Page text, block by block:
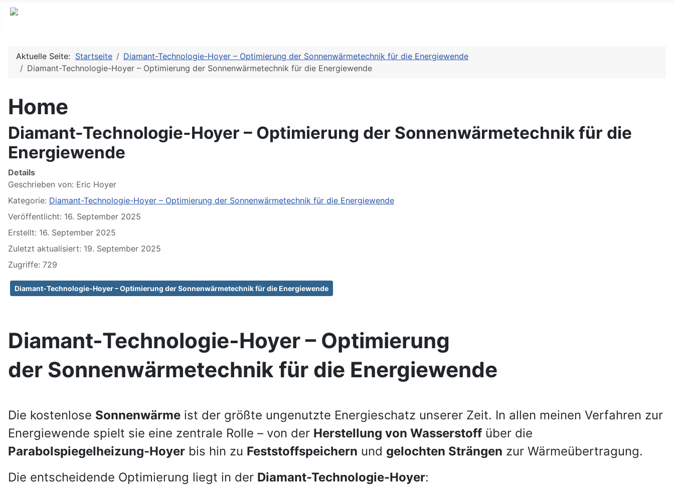
Aktuelle Seite: Startseite
Diamant-Technologie-Hoyer – Optimierung der Sonnenwärmetechnik für die Energiewende
Diamant-Technologie-Hoyer – Optimierung der Sonnenwärmetechnik für die Energiewende
Home
Diamant-Technologie-Hoyer – Optimierung der Sonnenwärmetechnik für die
Energiewende
Details
Geschrieben von: Eric Hoyer
Kategorie: Diamant-Technologie-Hoyer – Optimierung der Sonnenwärmetechnik für die Energiewende
Veröffentlicht: 16. September 2025
Erstellt: 16. September 2025
Zuletzt aktualisiert: 19. September 2025
Zugriffe: 729
Diamant-Technologie-Hoyer – Optimierung der Sonnenwärmetechnik für die Energiewende
Diamant-Technologie-Hoyer – Optimierung
der Sonnenwärmetechnik für die Energiewende
Die kostenlose Sonnenwärme ist der größte ungenutzte Energieschatz unserer Zeit. In allen meinen Verfahren zur
Energiewende spielt sie eine zentrale Rolle – von der Herstellung von Wasserstoff über die
Parabolspiegelheizung-Hoyer bis hin zu Feststoffspeichern und gelochten Strängen zur Wärmeübertragung.
Die entscheidende Optimierung liegt in der Diamant-Technologie-Hoyer: